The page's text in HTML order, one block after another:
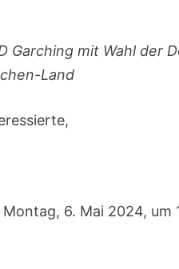
Garching mit Wahl der
Land
6. Mai 2024, um